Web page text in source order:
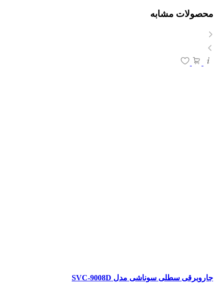
محصولات مشابه
جاروبرقی سطلی سوناشی مدل SVC-9008D